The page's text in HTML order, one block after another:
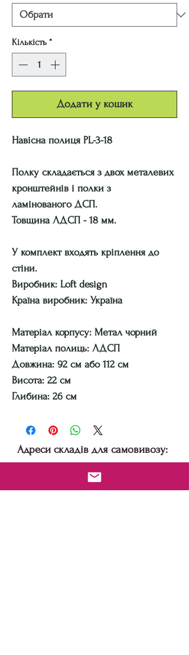
Кількість *
Додати у кошик
Навісна полиця PL-3-18
Полку складається з двох металевих
кронштейнів і полки з
ламінованого ДСП.
Товщина ЛДСП - 18 мм.
У комплект входять кріплення до
стіни.
Виробник: Loft design
Країна виробник: Україна
Матеріал корпусу: Метал чорний
Матеріал полиць: ЛДСП
Довжина: 92 см або 112 см
Висота: 22 см
Глибина: 26 см
Адреси складів для самовивозу: